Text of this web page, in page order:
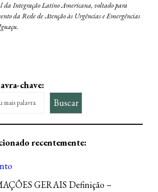
da Integração Latino Americana, voltado para
da Rede de Atenção às Urgências e Emergências
chave:
Buscar
recentemente:
GERAIS Definição –